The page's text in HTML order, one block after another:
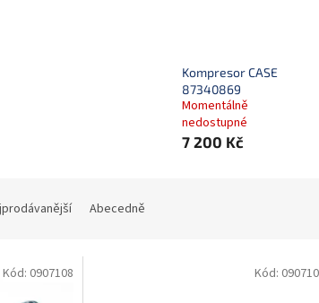
Kompresor CASE
87340869
Momentálně
nedostupné
7 200 Kč
Abecedně
Kód: 0907108 Kód: